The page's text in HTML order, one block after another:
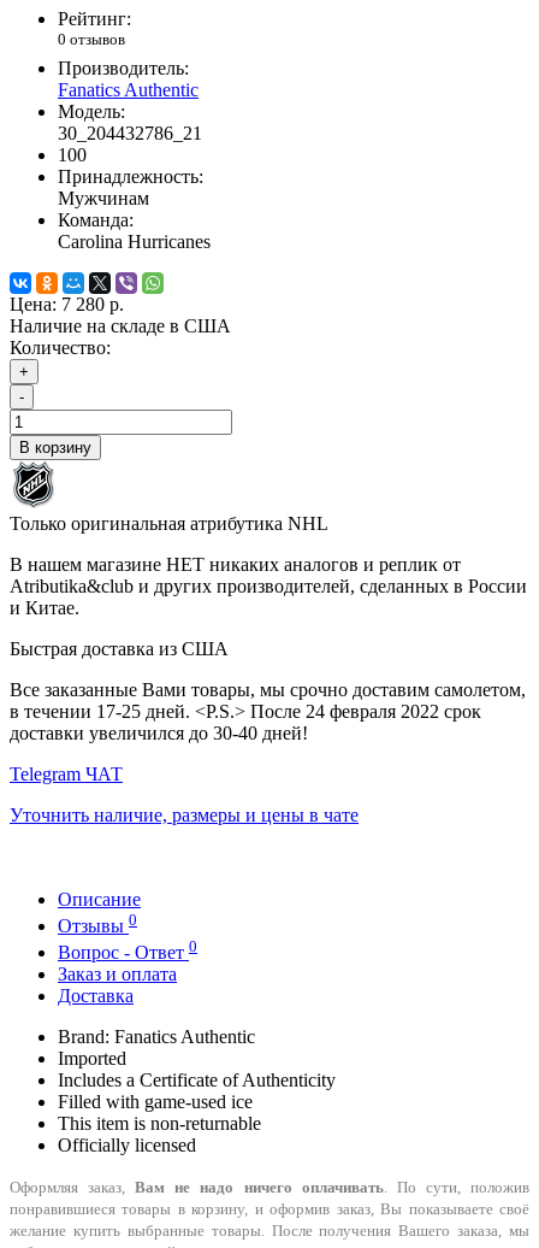
Рейтинг:
0 отзывов
Производитель:
Fanatics Authentic
Модель:
30_204432786_21
100
Принадлежность:
Мужчинам
Команда:
Carolina Hurricanes
Цена: 7 280 р.
Наличие на складе в США
Количество:
+
-
В корзину
Только оригинальная атрибутика NHL
В нашем магазине НЕТ никаких аналогов и реплик от
Atributika&club и других производителей, сделанных в России
и Китае.
Быстрая доставка из США
Все заказанные Вами товары, мы срочно доставим самолетом,
в течении 17-25 дней. <P.S.> После 24 февраля 2022 срок
доставки увеличился до 30-40 дней!
Telegram ЧАТ
Уточнить наличие, размеры и цены в чате
Описание
Отзывы 0
Вопрос - Ответ 0
Заказ и оплата
Доставка
Brand: Fanatics Authentic
Imported
Includes a Certificate of Authenticity
Filled with game-used ice
This item is non-returnable
Officially licensed
Оформляя заказ,Вам не надо ничего оплачивать. По сути, положив
понравившиеся товары в корзину, и оформив заказ, Вы показываете своё
желание купить выбранные товары. После получения Вашего заказа, мы